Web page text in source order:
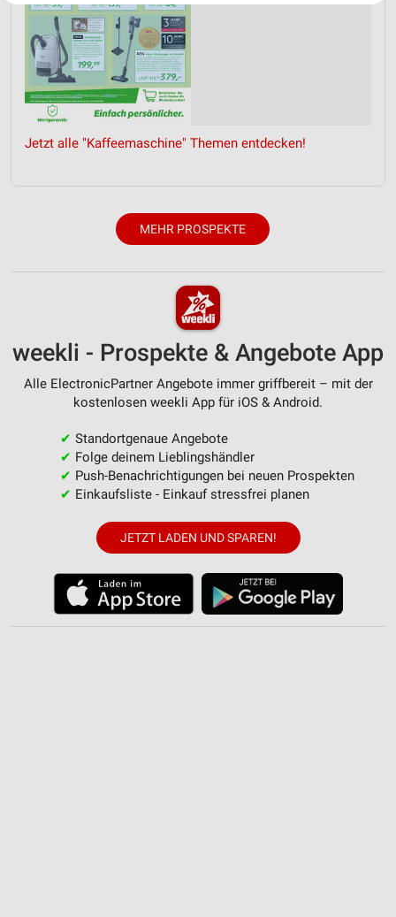
Jetzt alle "Kaffeemaschine" Themen entdecken!
MEHR PROSPEKTE
weekli - Prospekte & Angebote App
Alle ElectronicPartner Angebote immer griffbereit – mit der
kostenlosen weekli App für iOS & Android.
✔ Standortgenaue Angebote
✔ Folge deinem Lieblingshändler
✔ Push-Benachrichtigungen bei neuen Prospekten
✔ Einkaufsliste - Einkauf stressfrei planen
JETZT LADEN UND SPAREN!
Website/App.
Partnerliste anzeigen (1 IAB-Anbieter)
Wir nutzen Ihre Daten für folgende Zwecke:
IAB-Verarbeitungszwecke:
Speichern von oder Zugriff auf Informationen
auf einem Endgerät
Erstellung von Profilen zur Personalisierung
Verwendung von Profilen zur Auswahl
personalisierter Inhalte
Messung der Werbeleistung
Messung der Performance von Inhalten
Analyse von Zielgruppen durch Statistiken oder
Kombinationen von Daten aus verschiedenen
Entwicklung und Verbesserung der Angebote
Verwendung reduzierter Daten zur Auswahl von
Inhalten